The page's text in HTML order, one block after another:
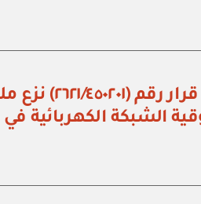
وزارة الطاقة: قرار
الشبكة الكهربائية